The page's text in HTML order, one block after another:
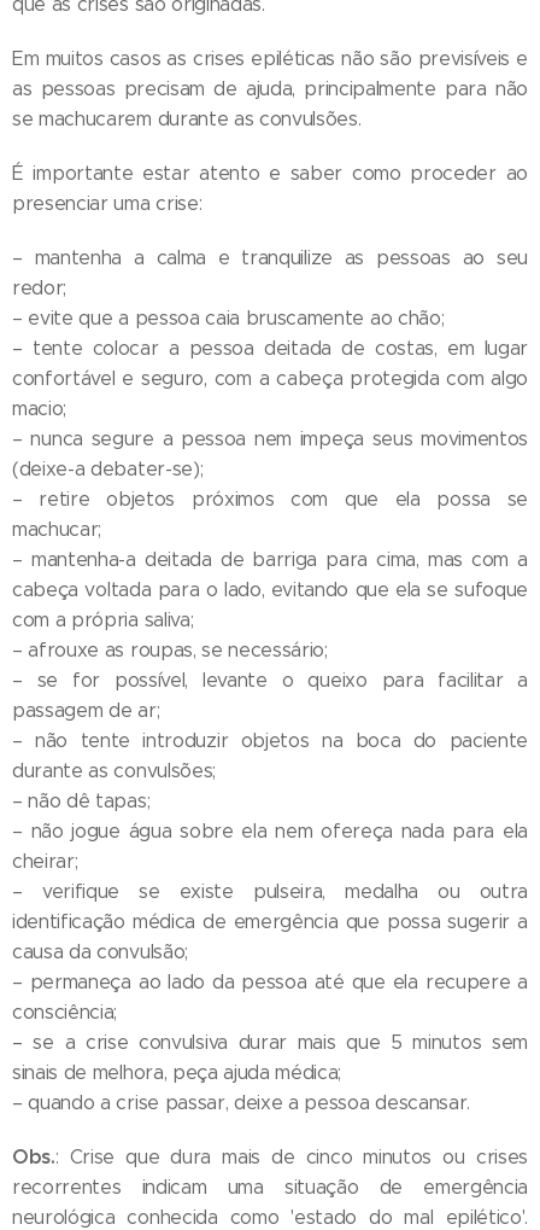
Em muitos casos as crises epiléticas não são previsíveis e
as pessoas precisam de ajuda, principalmente para não
se machucarem durante as convulsões.
É importante estar atento e saber como proceder ao
presenciar uma crise:
– mantenha a calma e tranquilize as pessoas ao seu
redor;
– evite que a pessoa caia bruscamente ao chão;
– tente colocar a pessoa deitada de costas, em lugar
confortável e seguro, com a cabeça protegida com algo
macio;
– nunca segure a pessoa nem impeça seus movimentos
(deixe-a debater-se);
– retire objetos próximos com que ela possa se
machucar;
– mantenha-a deitada de barriga para cima, mas com a
cabeça voltada para o lado, evitando que ela se sufoque
com a própria saliva;
– afrouxe as roupas, se necessário;
– se for possível, levante o queixo para facilitar a
passagem de ar;
– não tente introduzir objetos na boca do paciente
durante as convulsões;
– não dê tapas;
– não jogue água sobre ela nem ofereça nada para ela
cheirar;
– verifique se existe pulseira, medalha ou outra
identificação médica de emergência que possa sugerir a
causa da convulsão;
– permaneça ao lado da pessoa até que ela recupere a
consciência;
– se a crise convulsiva durar mais que 5 minutos sem
sinais de melhora, peça ajuda médica;
– quando a crise passar, deixe a pessoa descansar.
Obs.: Crise que dura mais de cinco minutos ou crises
recorrentes indicam uma situação de emergência
neurológica conhecida como 'estado do mal epilético'.